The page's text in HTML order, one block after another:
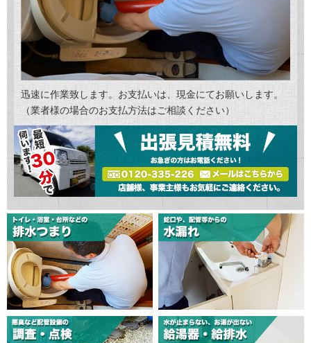
迅速に作業致します。お支払いは、現金にてお願いします。
（業者様の場合のお支払方法はご相談ください）